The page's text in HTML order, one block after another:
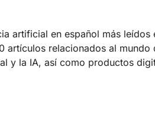
artificial en español más leídos
artículos relacionados al mundo
y la IA, así como productos